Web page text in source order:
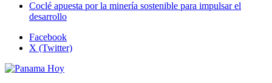
Coclé apuesta por la minería sostenible para impulsar el
desarrollo
Facebook
X (Twitter)